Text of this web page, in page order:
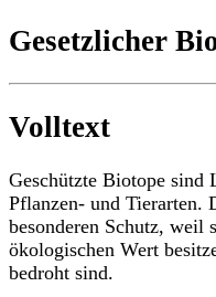
Gesetzlicher
Volltext
Geschützte Biotope sind
Pflanzen- und Tierarten.
besonderen Schutz, weil
ökologischen Wert
bedroht sind.